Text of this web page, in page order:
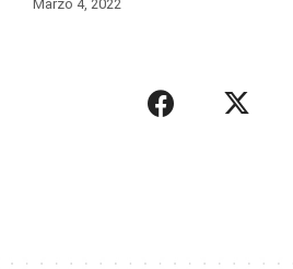
Marzo 4, 2022